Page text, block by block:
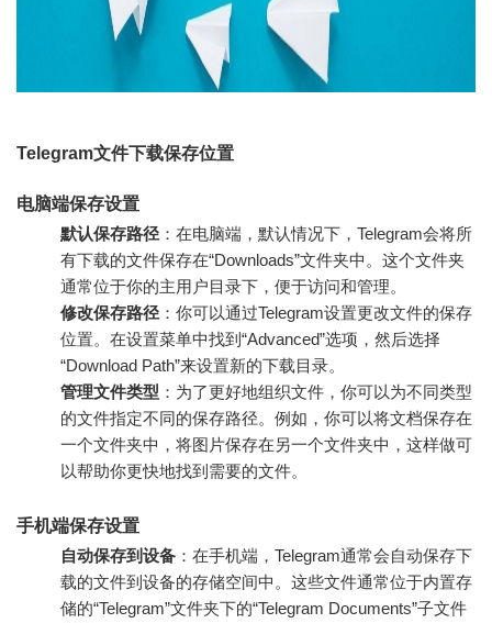
Telegram文件下载保存位置
电脑端保存设置
默认保存路径 ：在电脑端，默认情况下，Telegram会将所
有下载的文件保存在“Downloads”文件夹中。这个文件夹
通常位于你的主用户目录下，便于访问和管理。
修改保存路径 ：你可以通过Telegram设置更改文件的保存
位置。在设置菜单中找到“Advanced”选项，然后选择
“Download Path”来设置新的下载目录。
管理文件类型 ：为了更好地组织文件，你可以为不同类型
的文件指定不同的保存路径。例如，你可以将文档保存在
一个文件夹中，将图片保存在另一个文件夹中，这样做可
以帮助你更快地找到需要的文件。
手机端保存设置
自动保存到设备 ：在手机端，Telegram通常会自动保存下
载的文件到设备的存储空间中。这些文件通常位于内置存
储的“Telegram”文件夹下的“Telegram Documents”子文件